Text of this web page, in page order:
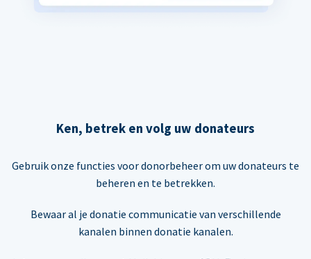
Ken, betrek en volg uw donateurs
Gebruik onze functies voor donorbeheer om uw donateurs te
beheren en te betrekken.
Bewaar al je donatie communicatie van verschillende
kanalen binnen donatie kanalen.